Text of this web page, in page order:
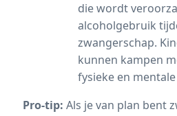
die wordt
alcoholgebruik
zwangerschap.
kunnen kampen
fysieke en
Pro-tip: Als je van plan bent